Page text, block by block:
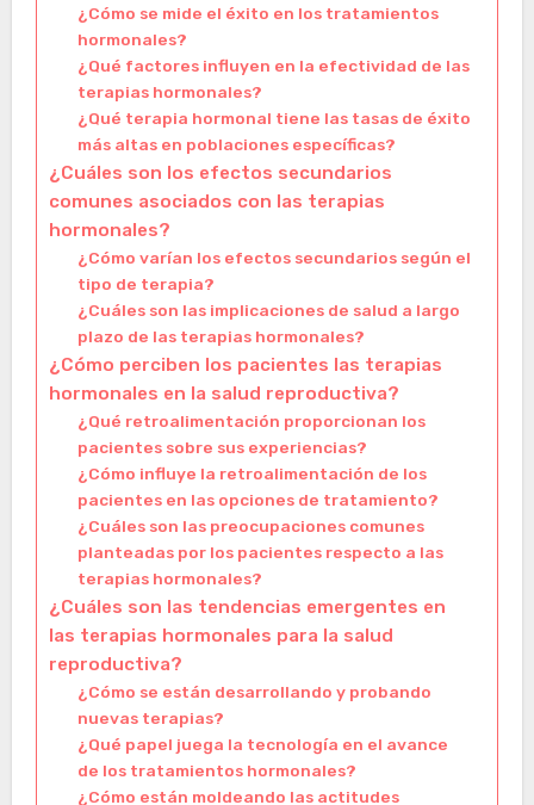
¿Cómo se mide el éxito en los tratamientos
hormonales?
¿Qué factores influyen en la efectividad de las
terapias hormonales?
¿Qué terapia hormonal tiene las tasas de éxito
más altas en poblaciones específicas?
¿Cuáles son los efectos secundarios
comunes asociados con las terapias
hormonales?
¿Cómo varían los efectos secundarios según el
tipo de terapia?
¿Cuáles son las implicaciones de salud a largo
plazo de las terapias hormonales?
¿Cómo perciben los pacientes las terapias
hormonales en la salud reproductiva?
¿Qué retroalimentación proporcionan los
pacientes sobre sus experiencias?
¿Cómo influye la retroalimentación de los
pacientes en las opciones de tratamiento?
¿Cuáles son las preocupaciones comunes
planteadas por los pacientes respecto a las
terapias hormonales?
¿Cuáles son las tendencias emergentes en
las terapias hormonales para la salud
reproductiva?
¿Cómo se están desarrollando y probando
nuevas terapias?
¿Qué papel juega la tecnología en el avance
de los tratamientos hormonales?
¿Cómo están moldeando las actitudes